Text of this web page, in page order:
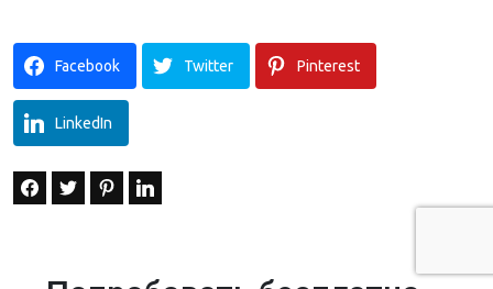
Facebook Twitter Pinterest
LinkedIn